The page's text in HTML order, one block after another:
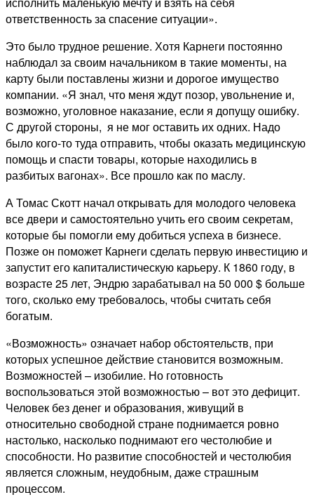
ответственность за спасение ситуации».
Это было трудное решение. Хотя Карнеги постоянно
наблюдал за своим начальником в такие моменты, на
карту были поставлены жизни и дорогое имущество
компании. «Я знал, что меня ждут позор, увольнение и,
возможно, уголовное наказание, если я допущу ошибку.
С другой стороны, я не мог оставить их одних. Надо
было кого-то туда отправить, чтобы оказать медицинскую
помощь и спасти товары, которые находились в
разбитых вагонах». Все прошло как по маслу.
А Томас Скотт начал открывать для молодого человека
все двери и самостоятельно учить его своим секретам,
которые бы помогли ему добиться успеха в бизнесе.
Позже он поможет Карнеги сделать первую инвестицию и
запустит его капиталистическую карьеру. К 1860 году, в
возрасте 25 лет, Эндрю зарабатывал на 50 000 $ больше
того, сколько ему требовалось, чтобы считать себя
богатым.
«Возможность» означает набор обстоятельств, при
которых успешное действие становится возможным.
Возможностей – изобилие. Но готовность
воспользоваться этой возможностью – вот это дефицит.
Человек без денег и образования, живущий в
относительно свободной стране поднимается ровно
настолько, насколько поднимают его честолюбие и
способности. Но развитие способностей и честолюбия
является сложным, неудобным, даже страшным
процессом.